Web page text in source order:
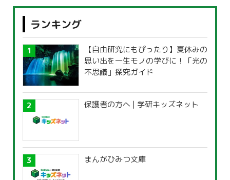
ランキング
【自由研究にもぴったり】夏休みの
思い出を一生モノの学びに！「光の
不思議」探究ガイド
保護者の方へ | 学研キッズネット
まんがひみつ文庫